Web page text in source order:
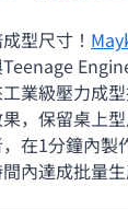
型尺寸！
業級壓力成
，保留桌上型
在1分鐘內製
內達成批量生